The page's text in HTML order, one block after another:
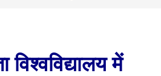
विश्वविद्यालय में